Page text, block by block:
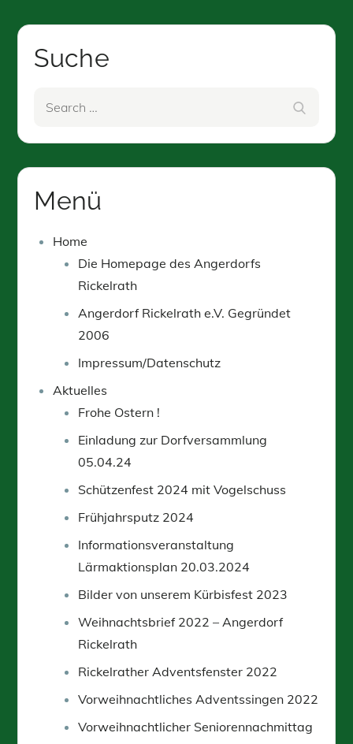
Suche
Menü
Home
Die Homepage des Angerdorfs
Rickelrath
Angerdorf Rickelrath e.V. Gegründet
2006
Impressum/Datenschutz
Aktuelles
Frohe Ostern !
Einladung zur Dorfversammlung
05.04.24
Schützenfest 2024 mit Vogelschuss
Frühjahrsputz 2024
Informationsveranstaltung
Lärmaktionsplan 20.03.2024
Bilder von unserem Kürbisfest 2023
Weihnachtsbrief 2022 – Angerdorf
Rickelrath
Rickelrather Adventsfenster 2022
Vorweihnachtliches Adventssingen 2022
Vorweihnachtlicher Seniorennachmittag